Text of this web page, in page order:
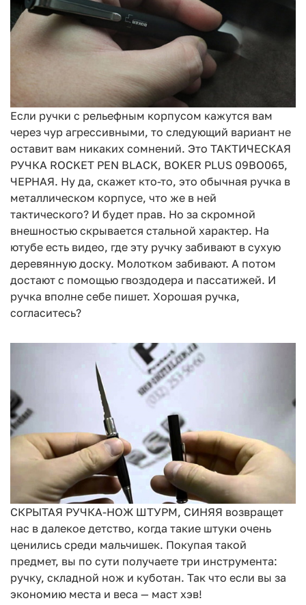
Если ручки с рельефным корпусом кажутся вам
через чур агрессивными, то следующий вариант не
оставит вам никаких сомнений. Это ТАКТИЧЕСКАЯ
РУЧКА ROCKET PEN BLACK, BOKER PLUS 09BO065,
ЧЕРНАЯ. Ну да, скажет кто-то, это обычная ручка в
металлическом корпусе, что же в ней
тактического? И будет прав. Но за скромной
внешностью скрывается стальной характер. На
ютубе есть видео, где эту ручку забивают в сухую
деревянную доску. Молотком забивают. А потом
достают с помощью гвоздодера и пассатижей. И
ручка вполне себе пишет. Хорошая ручка,
согласитесь?
СКРЫТАЯ РУЧКА-НОЖ ШТУРМ, СИНЯЯ возвращет
нас в далекое детство, когда такие штуки очень
ценились среди мальчишек. Покупая такой
предмет, вы по сути получаете три инструмента:
ручку, складной нож и куботан. Так что если вы за
экономию места и веса — маст хэв!